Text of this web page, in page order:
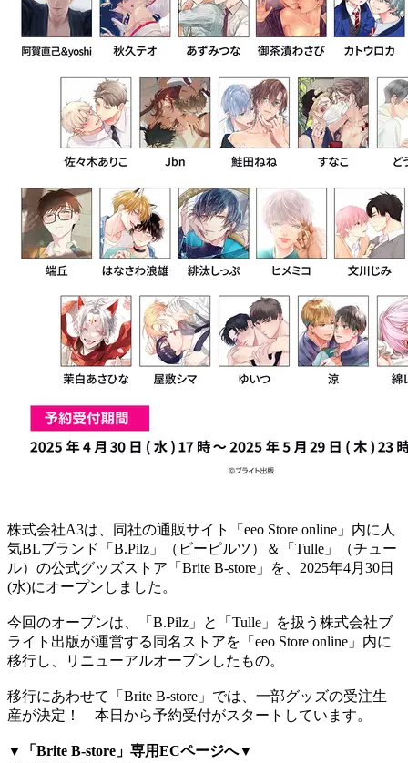
株式会社A3は、同社の通販サイト「eeo Store online」内に人
気BLブランド「B.Pilz」（ビーピルツ）＆「Tulle」（チュー
ル）の公式グッズストア「Brite B-store」を、2025年4月30日
(水)にオープンしました。
今回のオープンは、「B.Pilz」と「Tulle」を扱う株式会社ブ
ライト出版が運営する同名ストアを「eeo Store online」内に
移行し、リニューアルオープンしたもの。
移行にあわせて「Brite B-store」では、一部グッズの受注生
産が決定！ 本日から予約受付がスタートしています。
▼「Brite B-store」専用ECページへ▼